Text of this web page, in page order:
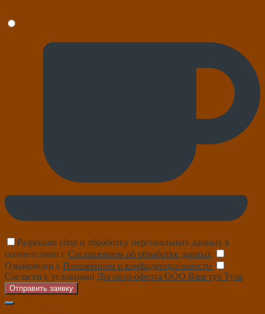
Разрешаю сбор и обработку персональных данных в
соответствии с Соглашением об обработке данных
Ознакомлен с Положением о конфиденциальности
Согласен с условиями Договор-оферта ООО Ваш тур Тула
Отправить заявку